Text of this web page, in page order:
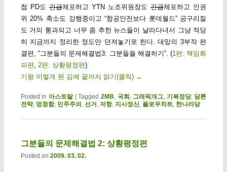
첩 PD도긴급체포하고 YTN 노조위원장도긴급체포하고 인권
위 20% 축소도 강행중이고 “항공안전보다 롯데월드” 공구리질
도 거의 통과되고 너무 좀 추한 뉴스들이 날라다녀서 그냥 적당
히 지금까지 정리한 정도만 던져놓기로 한다. 대망의 3부작 완
결편, “그분들의 문제해결법3: 그분들을 해결하기”. (1편: 책임회
피편 , 2편: 상황평정편)
기왕 이렇게 된 김에 끝까지 읽기(클릭) →
Posted in 아스트랄 |Tagged 2MB, 국회 ,그래픽개그, 기복정당, 담론
전략, 멍청함, 민주주의 , 선거 , 저항, 지사정신, 플로우차트, 한나라당
그분들의 문제해결법 2: 상황평정편
Posted on 2009. 03. 02.